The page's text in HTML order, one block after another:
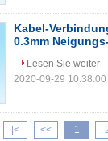
Kabel-
0.3mm
Lesen Sie weiter
2020-09-29 10:38:00
|< << 1